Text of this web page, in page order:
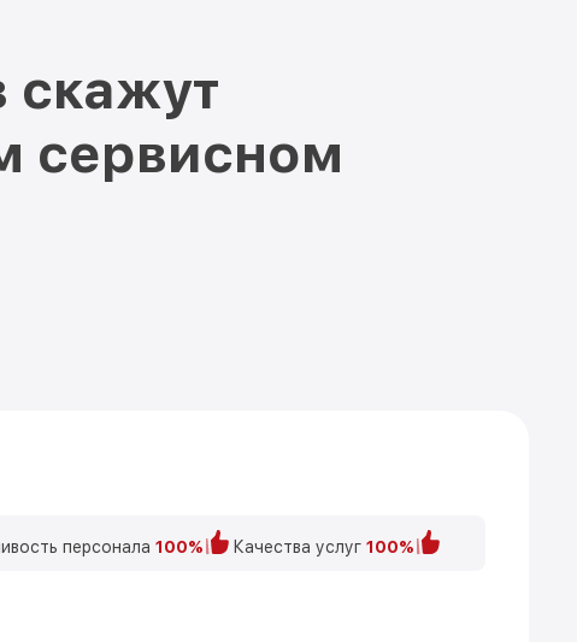
скажут
сервисном
персонала 100% Качества услуг 100%